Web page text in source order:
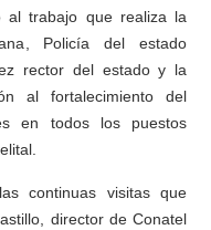
al trabajo que realiza la
Policía del estado
rector del estado y la
al fortalecimiento del
en todos los puestos
continuas visitas que
director de Conatel